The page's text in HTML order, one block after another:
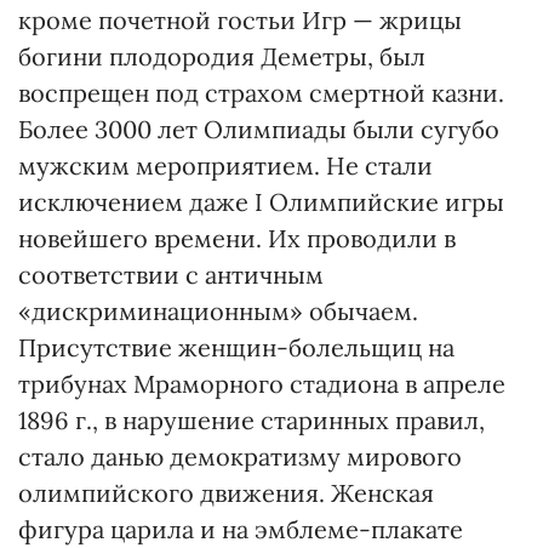
кроме почетной гостьи Игр — жрицы
богини плодородия Деметры, был
воспрещен под страхом смертной казни.
Более 3000 лет Олимпиады были сугубо
мужским мероприятием. Не стали
исключением даже I Олимпийские игры
новейшего времени. Их проводили в
соответствии с античным
«дискриминационным» обычаем.
Присутствие женщин-болельщиц на
трибунах Мраморного стадиона в апреле
1896 г., в нарушение старинных правил,
стало данью демократизму мирового
олимпийского движения. Женская
фигура царила и на эмблеме-плакате